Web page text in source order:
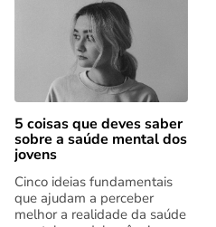
5 coisas que deves saber
sobre a saúde mental dos
jovens
Cinco ideias fundamentais
que ajudam a perceber
melhor a realidade da saúde